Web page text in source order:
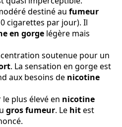
destiné au fumeur
cigarettes par jour). Il
en gorge légère mais
soutenue pour un
. La sensation en gorge est
aux besoins de nicotine
le plus élevé en nicotine
gros fumeur. Le hitest